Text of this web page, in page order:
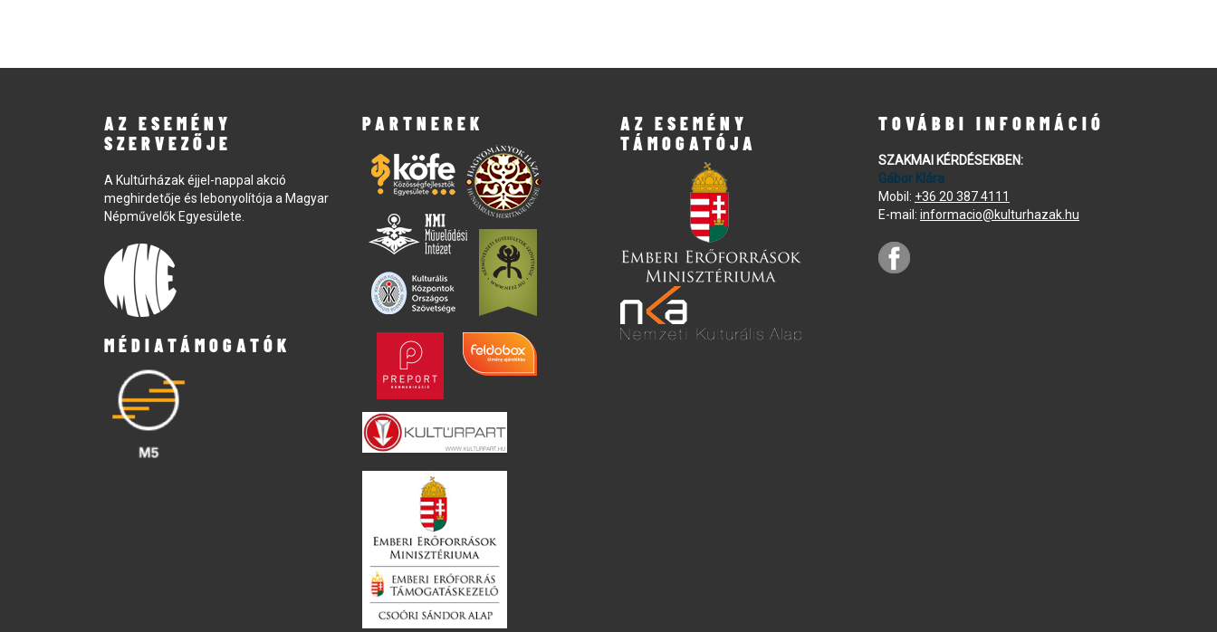
AZ ESEMÉNY
SZERVEZŐJE
A Kultúrházak éjjel-nappal akció
meghirdetője és lebonyolítója a Magyar
Népművelők Egyesülete.
MÉDIATÁMOGATÓK
PARTNEREK
AZ ESEMÉNY
TÁMOGATÓJA
TOVÁBBI INFORMÁCIÓ
SZAKMAI KÉRDÉSEKBEN:
Gábor Klára
Mobil: +36 20 387 4111
E-mail: informacio@kulturhazak.hu